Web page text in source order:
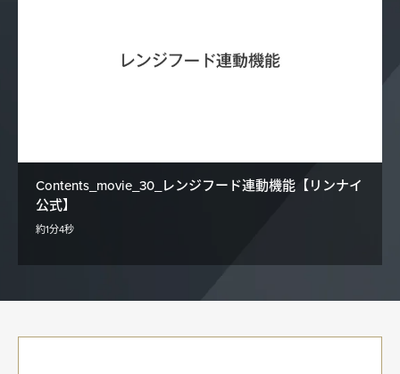
Contents_movie_30_レンジフード連動機能【リンナイ
公式】
約1分4秒